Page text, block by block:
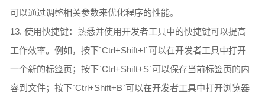
可以通过调整相关参数来优化程序的性能。
13. 使用快捷键：熟悉并使用开发者工具中的快捷键可以提高
工作效率。例如，按下`Ctrl+Shift+I`可以在开发者工具中打开
一个新的标签页；按下`Ctrl+Shift+S`可以保存当前标签页的内
容到文件；按下`Ctrl+Shift+B`可以在开发者工具中打开浏览器